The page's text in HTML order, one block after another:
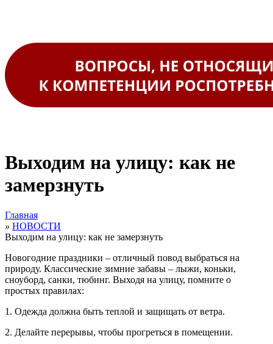
Выходим на улицу: как не
замерзнуть
Главная
» НОВОСТИ
Выходим на улицу: как не замерзнуть
Новогодние праздники – отличный повод выбраться на
природу. Классические зимние забавы – лыжи, коньки,
сноуборд, санки, тюбинг. Выходя на улицу, помните о
простых правилах:
1. Одежда должна быть теплой и защищать от ветра.
2. Делайте перерывы, чтобы прогреться в помещении.